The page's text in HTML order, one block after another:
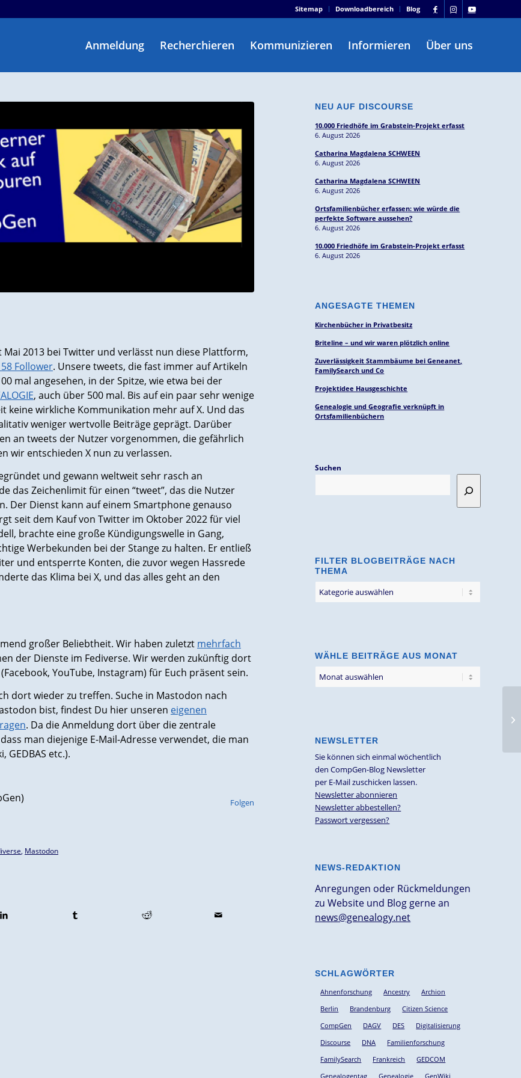
Sitemap Downloadbereich Blog
Anmeldung Recherchieren Kommunizieren Informieren Über uns
Mai 2013 bei Twitter und verlässt nun diese Plattform,
Follower. Unsere tweets, die fast immer auf Artikeln
mal angesehen, in der Spitze, wie etwa bei der
, auch über 500 mal. Bis auf ein paar sehr wenige
keine wirkliche Kommunikation mehr auf X. Und das
weniger wertvolle Beiträge geprägt. Darüber
an tweets der Nutzer vorgenommen, die gefährlich
wir entschieden X nun zu verlassen.
und gewann weltweit sehr rasch an
das Zeichenlimit für einen “tweet”, das die Nutzer
Der Dienst kann auf einem Smartphone genauso
seit dem Kauf von Twitter im Oktober 2022 für viel
brachte eine große Kündigungswelle in Gang,
Werbekunden bei der Stange zu halten. Er entließ
und entsperrte Konten, die zuvor wegen Hassrede
das Klima bei X, und das alles geht an den
großer Beliebtheit. Wir haben zuletzt mehrfach
der Dienste im Fediverse. Wir werden zukünftig dort
YouTube, Instagram) für Euch präsent sein.
dort wieder zu treffen. Suche in Mastodon nach
bist, findest Du hier unseren eigenen
. Da die Anmeldung dort über die zentrale
man diejenige E-Mail-Adresse verwendet, die man
etc.).
Folgen
Mastodon
NEU AUF DISCOURSE
10.000 Friedhöfe im Grabstein-Projekt erfasst
6. August 2026
Catharina Magdalena SCHWEEN
6. August 2026
Catharina Magdalena SCHWEEN
6. August 2026
Ortsfamilienbücher erfassen: wie würde die
perfekte Software aussehen?
6. August 2026
10.000 Friedhöfe im Grabstein-Projekt erfasst
6. August 2026
ANGESAGTE THEMEN
Kirchenbücher in Privatbesitz
Briteline – und wir waren plötzlich online
Zuverlässigkeit Stammbäume bei Geneanet,
FamilySearch und Co
Projektidee Hausgeschichte
Genealogie und Geografie verknüpft in
Ortsfamilienbüchern
Suchen
FILTER BLOGBEITRÄGE NACH
THEMA
Blogbeiträge
WÄHLE BEITRÄGE AUS MONAT
NEWSLETTER
Sie können sich einmal wöchentlich
den CompGen-Blog Newsletter
per E-Mail zuschicken lassen.
Newsletter abonnieren
Newsletter abbestellen?
Passwort vergessen?
NEWS-REDAKTION
Anregungen oder Rückmeldungen
zu Website und Blog gerne an
news@genealogy.net
SCHLAGWÖRTER
Ahnenforschung Ancestry
Archion
Berlin
Brandenburg
Citizen Science
CompGen
DAGV DES
Digitalisierung
Discourse
DNA
Familienforschung
FamilySearch
Frankreich
GEDCOM
Genealogentag
Genealogie
GenWiki